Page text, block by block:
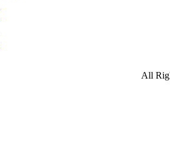
All